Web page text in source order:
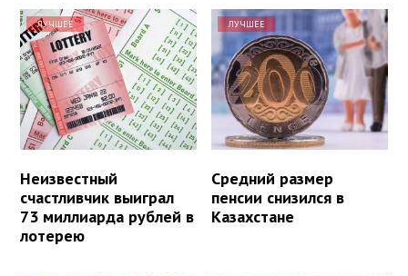
ЛУЧШЕЕ
Неизвестный
счастливчик выиграл
73 миллиарда рублей в
лотерею
ЛУЧШЕЕ
Средний размер
пенсии снизился в
Казахстане